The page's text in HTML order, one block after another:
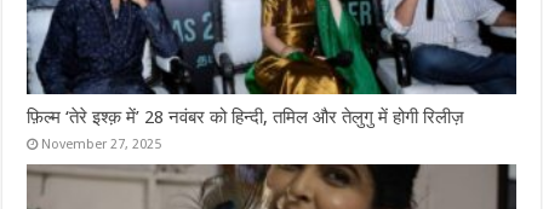
फ़िल्म ‘तेरे इश्क़ में’ 28 नवंबर को हिन्दी, तमिल और तेलुगु में होगी रिलीज़
November 27, 2025